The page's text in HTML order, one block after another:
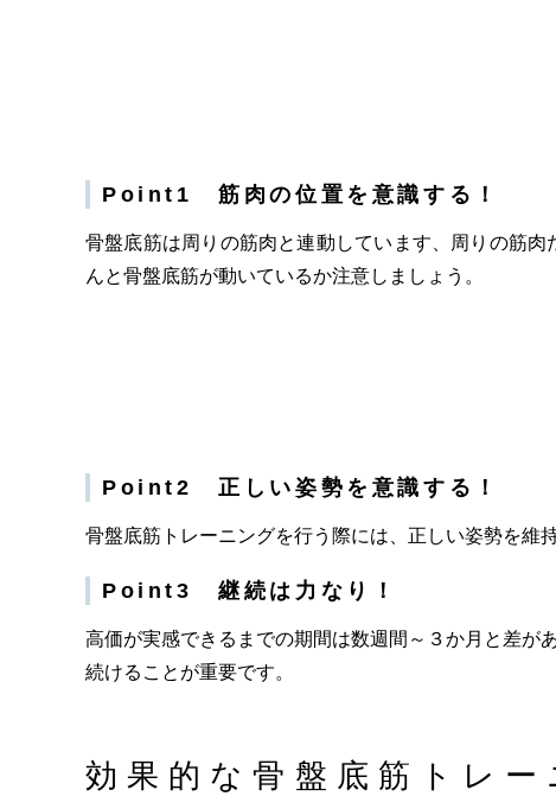
Point1 筋肉の位置を意識する！
骨盤底筋は周りの筋肉と連動しています、周りの筋肉
んと骨盤底筋が動いているか注意しましょう。
Point2 正しい姿勢を意識する！
骨盤底筋トレーニングを行う際には、正しい姿勢を維
Point3 継続は力なり！
高価が実感できるまでの期間は数週間～３か月と差が
続けることが重要です。
効果的な骨盤底筋トレ